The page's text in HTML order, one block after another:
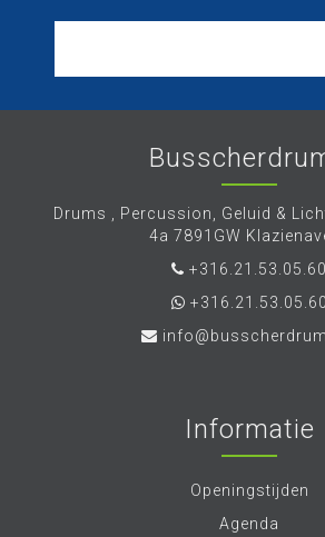
Drums , Percussion, Geluid &
4a 7891GW
+316.21.53.05.60
+316.21.53.05.60
Informatie
Openingstijden
Agenda